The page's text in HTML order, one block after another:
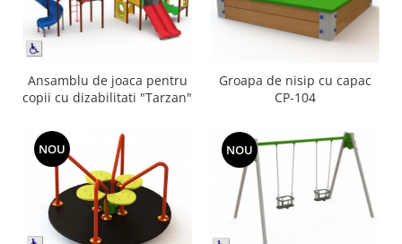
Ansamblu de joaca pentru
copii cu dizabilitati "Tarzan"
Groapa de nisip cu capac
CP-104
NOU NOU